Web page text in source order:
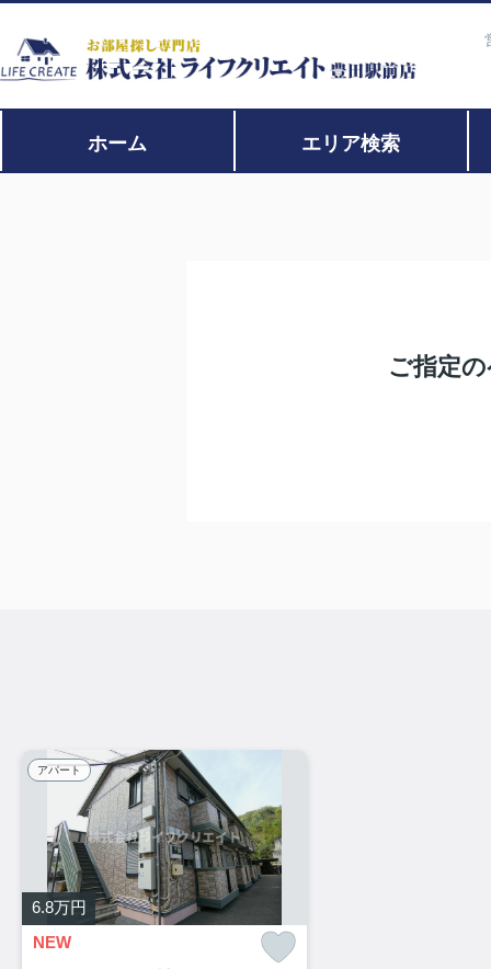
ホーム エリア検索
ご指定
アパート
6.8万円
NEW